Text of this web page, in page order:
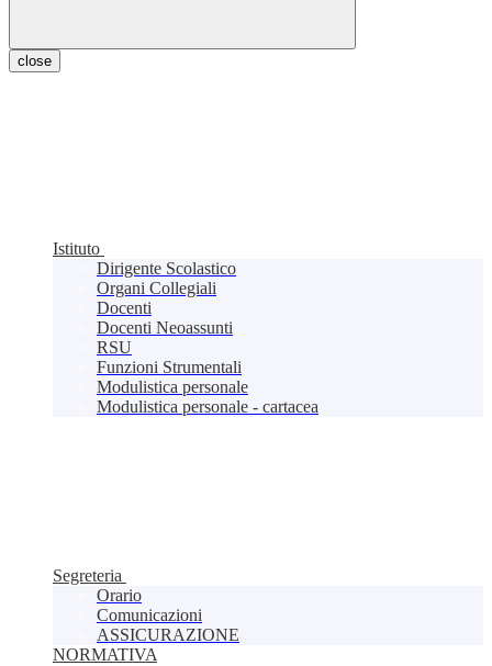
close
Istituto
Dirigente Scolastico
Organi Collegiali
Docenti
Docenti Neoassunti
RSU
Funzioni Strumentali
Modulistica personale
Modulistica personale - cartacea
Segreteria
Orario
Comunicazioni
ASSICURAZIONE
NORMATIVA